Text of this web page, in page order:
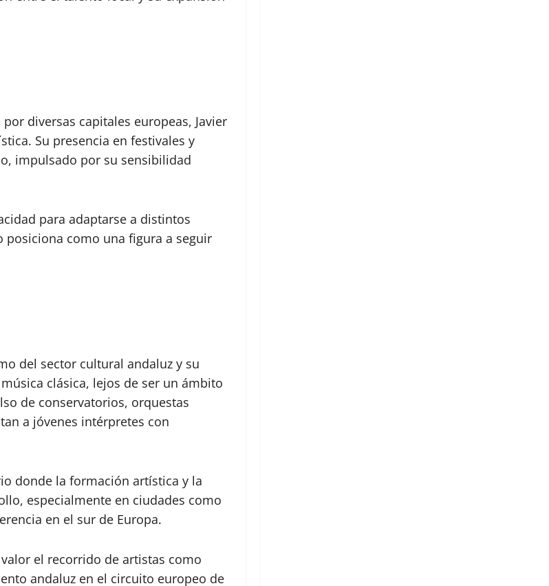
diversas capitales europeas, Javier
Su presencia en festivales y
impulsado por su sensibilidad
para adaptarse a distintos
como una figura a seguir
del sector cultural andaluz y su
clásica, lejos de ser un ámbito
de conservatorios, orquestas
a jóvenes intérpretes con
donde la formación artística y la
especialmente en ciudades como
en el sur de Europa.
el recorrido de artistas como
andaluz en el circuito europeo de